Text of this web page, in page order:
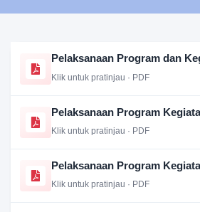
Pelaksanaan Program dan
Klik untuk pratinjau · PDF
Pelaksanaan Program
Klik untuk pratinjau · PDF
Pelaksanaan Program
Klik untuk pratinjau · PDF